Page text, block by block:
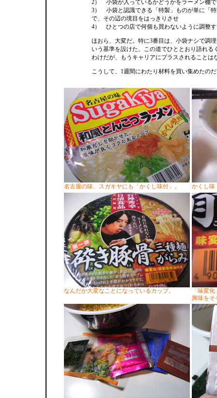
2） 小袋が入っているかどうかをラーメン棚
3） 小袋と認識できる「特製」ものが単に「
で、その辺の境目をはっきりさせ
4） ひとつの店で何個も買わないように調整
ほおら、大変だ。特に3番目は、小袋ナシで調
いう基準を設けた。この道でひととおり語れる
わけだが、もうキャリアにプラスされることは
こうして、1週間にわたり材料を買い集めたの
名古屋の味、スガキヤにも「かくし味付」。 かくし
なんだか大変なことになっているカップ。
「味変
興味をそ